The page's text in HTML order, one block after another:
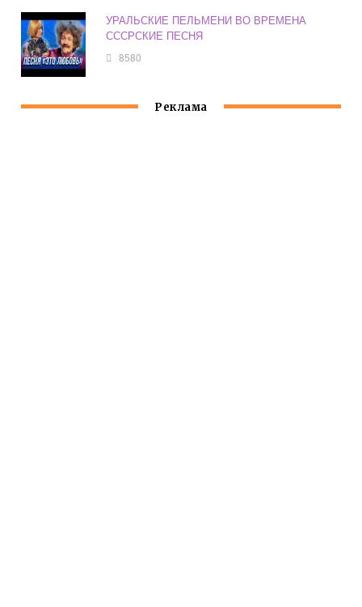
УРАЛЬСКИЕ ПЕЛЬМЕНИ ВО ВРЕМЕНА
СССРСКИЕ ПЕСНЯ
8580
Реклама